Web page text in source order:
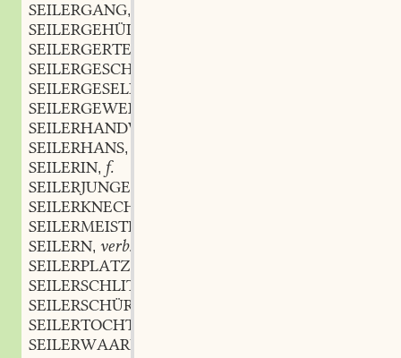
SEILERGANG,
SEILERGEHÜLFE
SEILERGERTE
SEILERGESCHIRR
SEILERGESELL
SEILERGEWERK
SEILERHANDWERK
SEILERHANS,
SEILERIN, f.
SEILERJUNGE
SEILERKNECHT
SEILERMEISTER
SEILERN, verb.
SEILERPLATZ
SEILERSCHLITTEN
SEILERSCHÜRZLEIN
SEILERTOCHTER
SEILERWAAREN